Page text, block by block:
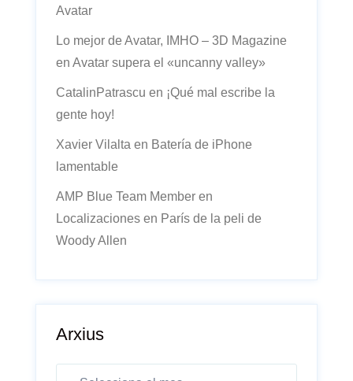
Avatar
Lo mejor de Avatar, IMHO – 3D Magazine
en Avatar supera el «uncanny valley»
CatalinPatrascu en ¡Qué mal escribe la
gente hoy!
Xavier Vilalta en Batería de iPhone
lamentable
AMP Blue Team Member en
Localizaciones en París de la peli de
Woody Allen
Arxius